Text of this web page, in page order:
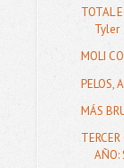
TOTAL
Tyler
MOLI
PELOS,
MÁS
AÑO: